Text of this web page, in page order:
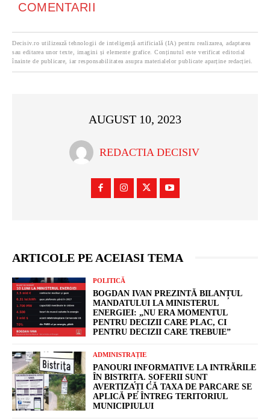
COMENTARII
Decisiv.ro utilizează tehnologii de inteligență artificială (IA) pentru realizarea, adaptarea
sau editarea unor texte, imagini și elemente grafice. Conținutul este verificat editorial
înainte de publicare, iar responsabilitatea asupra materialelor publicate aparține redacției.
AUGUST 10, 2023
REDACTIA DECISIV
ARTICOLE PE ACEIASI TEMA
POLITICĂ
BOGDAN IVAN PREZINTĂ BILANȚUL
MANDATULUI LA MINISTERUL
ENERGIEI: „NU ERA MOMENTUL
PENTRU DECIZII CARE PLAC, CI
PENTRU DECIZII CARE TREBUIE”
ADMINISTRAȚIE
PANOURI INFORMATIVE LA INTRĂRILE
ÎN BISTRIȚA. ȘOFERII SUNT
AVERTIZAȚI CĂ TAXA DE PARCARE SE
APLICĂ PE ÎNTREG TERITORIUL
MUNICIPIULUI